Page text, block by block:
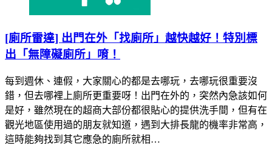
[廁所雷達] 出門在外「找廁所」越快越好！特別標
出「無障礙廁所」唷！
每到週休、連假，大家關心的都是去哪玩，去哪玩很重要沒
錯，但去哪裡上廁所更重要呀！出門在外的，突然內急該如何
是好，雖然現在的超商大部份都很貼心的提供洗手間，但有在
觀光地區使用過的朋友就知道，遇到大排長龍的機率非常高，
這時能夠找到其它應急的廁所就相…